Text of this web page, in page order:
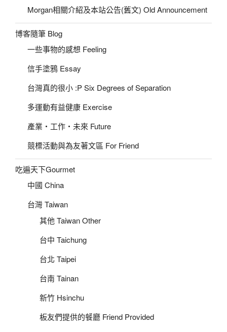
Morgan相關介紹及本站公告(舊文) Old Announcement
博客隨筆 Blog
一些事物的感想 Feeling
信手塗鴉 Essay
台灣真的很小 :P Six Degrees of Separation
多運動有益健康 Exercise
產業‧工作‧未來 Future
競標活動與為友著文區 For Friend
吃遍天下Gourmet
中國 China
台灣 Taiwan
其他 Taiwan Other
台中 Taichung
台北 Taipei
台南 Tainan
新竹 Hsinchu
板友們提供的餐廳 Friend Provided